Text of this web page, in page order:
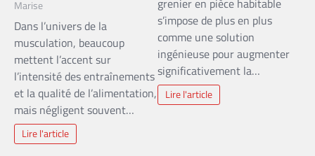
Marise
Dans l’univers de la
musculation, beaucoup
mettent l’accent sur
l’intensité des entraînements
et la qualité de l’alimentation,
mais négligent souvent…
Lire l'article
grenier en pièce habitable
s’impose de plus en plus
comme une solution
ingénieuse pour augmenter
significativement la…
Lire l'article